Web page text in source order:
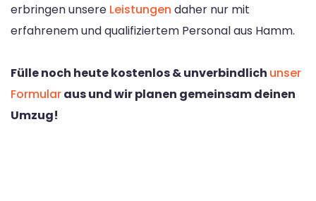
erbringen unsere Leistungen daher nur mit
erfahrenem und qualifiziertem Personal aus Hamm.
Fülle noch heute kostenlos & unverbindlich unser
Formularaus und wir planen gemeinsam deinen
Umzug!